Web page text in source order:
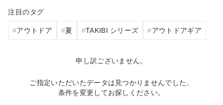
注目のタグ
アウトドア 夏 TAKIBI シリーズ アウトドアギア
申し訳ございません。
ご指定いただいたデータは見つかりませんでした。
条件を変更してお探しください。